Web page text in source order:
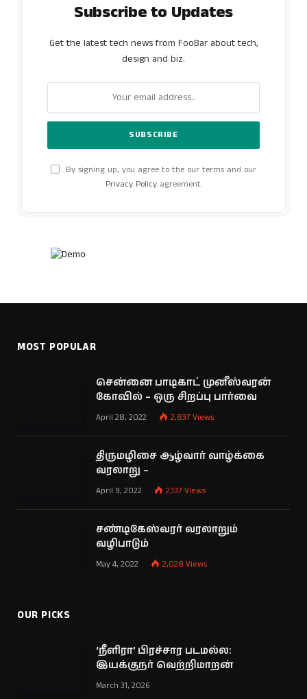
Subscribe to Updates
Get the latest tech news from FooBar about tech,
design and biz.
By signing up, you agree to the our terms and our
Privacy Policyagreement.
MOST POPULAR
சென்னை பாடிகாட் முனீஸ்வரன்
கோவில் – ஒரு சிறப்பு பார்வை
April 28, 2022 2,837 Views
திருமழிசை ஆழ்வார் வாழ்க்கை
வரலாறு –
April 9, 2022 2,137 Views
சண்டிகேஸ்வரர் வரலாறும்
வழிபாடும்
May 4, 2022 2,028 Views
OUR PICKS
‘நீளிரா’ பிரச்சார படமல்ல:
இயக்குநர் வெற்றிமாறன்
March 31, 2026